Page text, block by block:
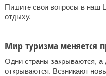
Пишите свои вопросы в наш
отдыху.
Мир туризма меняется
Одни страны закрываются, а
открываются. Возникают